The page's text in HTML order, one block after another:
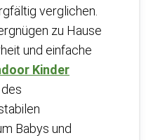
verglichen.
zu Hause
und einfache
Kinder
Babys und